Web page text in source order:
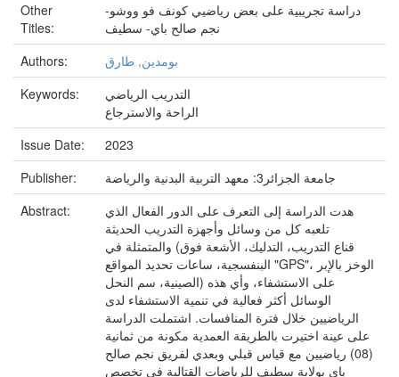
Other
Titles:
دراسة تجريبية على بعض رياضيي كونف فو ووشو-
نجم صالح باي- سطيف
Authors:
بومدين, طارق
Keywords:
التدريب الرياضي
الراحة والاسترجاع
Issue Date:
2023
Publisher:
جامعة الجزائر3: معهد التربية البدنية والرياضة
Abstract:
هدت الدراسة إلى التعرف على الدور الفعال الذي
تلعبه كل من وسائل وأجهزة التدريب الحديثة
والمتمثلة في (قناع التدريب، التدليك، الأشعة فوق
البنفسجية، ساعات تحديد المواقع "GPS"، الوخز بالإبر
الصينية، سم النحل) على الاستشفاء، وأي هذه
الوسائل أكثر فعالية في تنمية الاستشفاء لدى
الرياضيين خلال فترة المنافسات. اشتملت الدراسة
على عينة اختيرت بالطريقة العمدية مكونة من ثمانية
(08) رياضيين مع قياس قبلي وبعدي لفريق نجم صالح
باي بولاية سطيف للرياضات القتالية في تخصص